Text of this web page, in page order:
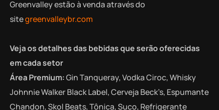
Greenvalley estão à venda através do
sitegreenvalleybr.com
Veja os detalhes das bebidas que serão oferecidas
em cada setor
Área Premium:Gin Tanqueray, Vodka Ciroc, Whisky
Johnnie Walker Black Label, Cerveja Beck’s, Espumante
Chandon, Skol Beats, Tônica, Suco, Refrigerante